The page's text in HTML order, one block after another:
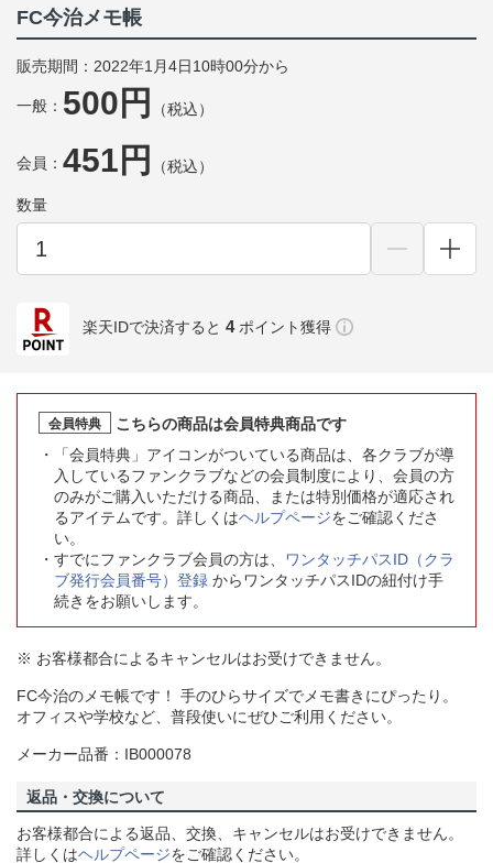
FC今治メモ帳
販売期間：2022年1月4日10時00分から
一般： 500円 （税込）
会員： 451円 （税込）
数量
楽天IDで決済すると 4 ポイント獲得
会員特典
こちらの商品は会員特典商品です
「会員特典」アイコンがついている商品は、各クラブが導
入しているファンクラブなどの会員制度により、会員の方
のみがご購入いただける商品、または特別価格が適応され
るアイテムです。詳しくはヘルプページをご確認くださ
い。
すでにファンクラブ会員の方は、
ワンタッチパスID（クラ
ブ発行会員番号）登録 からワンタッチパスIDの紐付け手
続きをお願いします。
※ お客様都合によるキャンセルはお受けできません。
FC今治のメモ帳です！ 手のひらサイズでメモ書きにぴったり。
オフィスや学校など、普段使いにぜひご利用ください。
メーカー品番：IB000078
返品・交換について
お客様都合による返品、交換、キャンセルはお受けできません。
詳しくはヘルプページをご確認ください。